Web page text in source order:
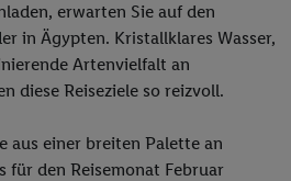
erwarten Sie auf den
in Ägypten. Kristallklares Wasser,
Artenvielfalt an
diese Reiseziele so reizvoll.
aus einer breiten Palette an
für den Reisemonat Februar